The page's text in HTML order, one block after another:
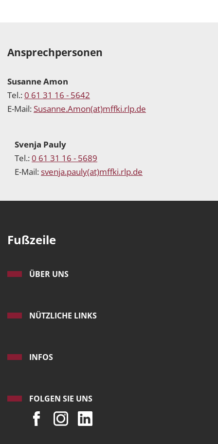
Ansprechpersonen
Susanne Amon
Tel.:0 61 31 16 - 5642
E-Mail: Susanne.Amon(at)mffki.rlp.de
Svenja Pauly
Tel.:0 61 31 16 - 5689
E-Mail:svenja.pauly(at)mffki.rlp.de
Fußzeile
ÜBER UNS
NÜTZLICHE LINKS
INFOS
FOLGEN SIE UNS